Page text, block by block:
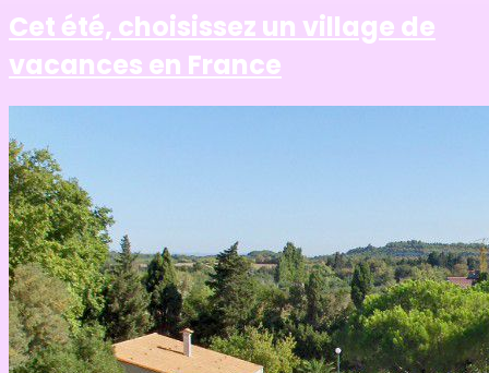
Cet été, choisissez un village de
vacances en France